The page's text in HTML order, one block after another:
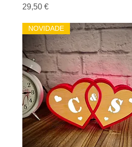
Preço
29,50 €
NOVIDADE